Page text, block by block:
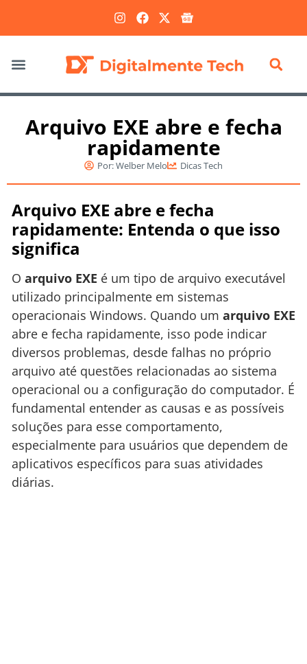
Arquivo EXE abre e fecha
rapidamente
Por:Welber Melo Dicas Tech
Arquivo EXE abre e fecha
rapidamente: Entenda o que isso
significa
O arquivo EXE é um tipo de arquivo executável
utilizado principalmente em sistemas
operacionais Windows. Quando um arquivo EXE
abre e fecha rapidamente, isso pode indicar
diversos problemas, desde falhas no próprio
arquivo até questões relacionadas ao sistema
operacional ou a configuração do computador. É
fundamental entender as causas e as possíveis
soluções para esse comportamento,
especialmente para usuários que dependem de
aplicativos específicos para suas atividades
diárias.